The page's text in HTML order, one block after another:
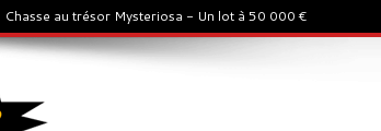
Chasse au trésor Mysteriosa - Un lot à 50 000 €